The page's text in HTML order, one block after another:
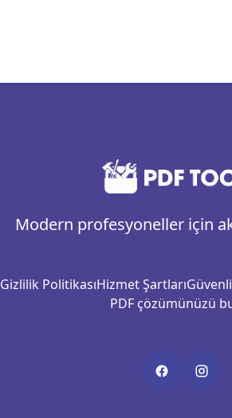
Modern profesyoneller için
Gizlilik PolitikasıHizmet Şartları
PDF çözümünüzü